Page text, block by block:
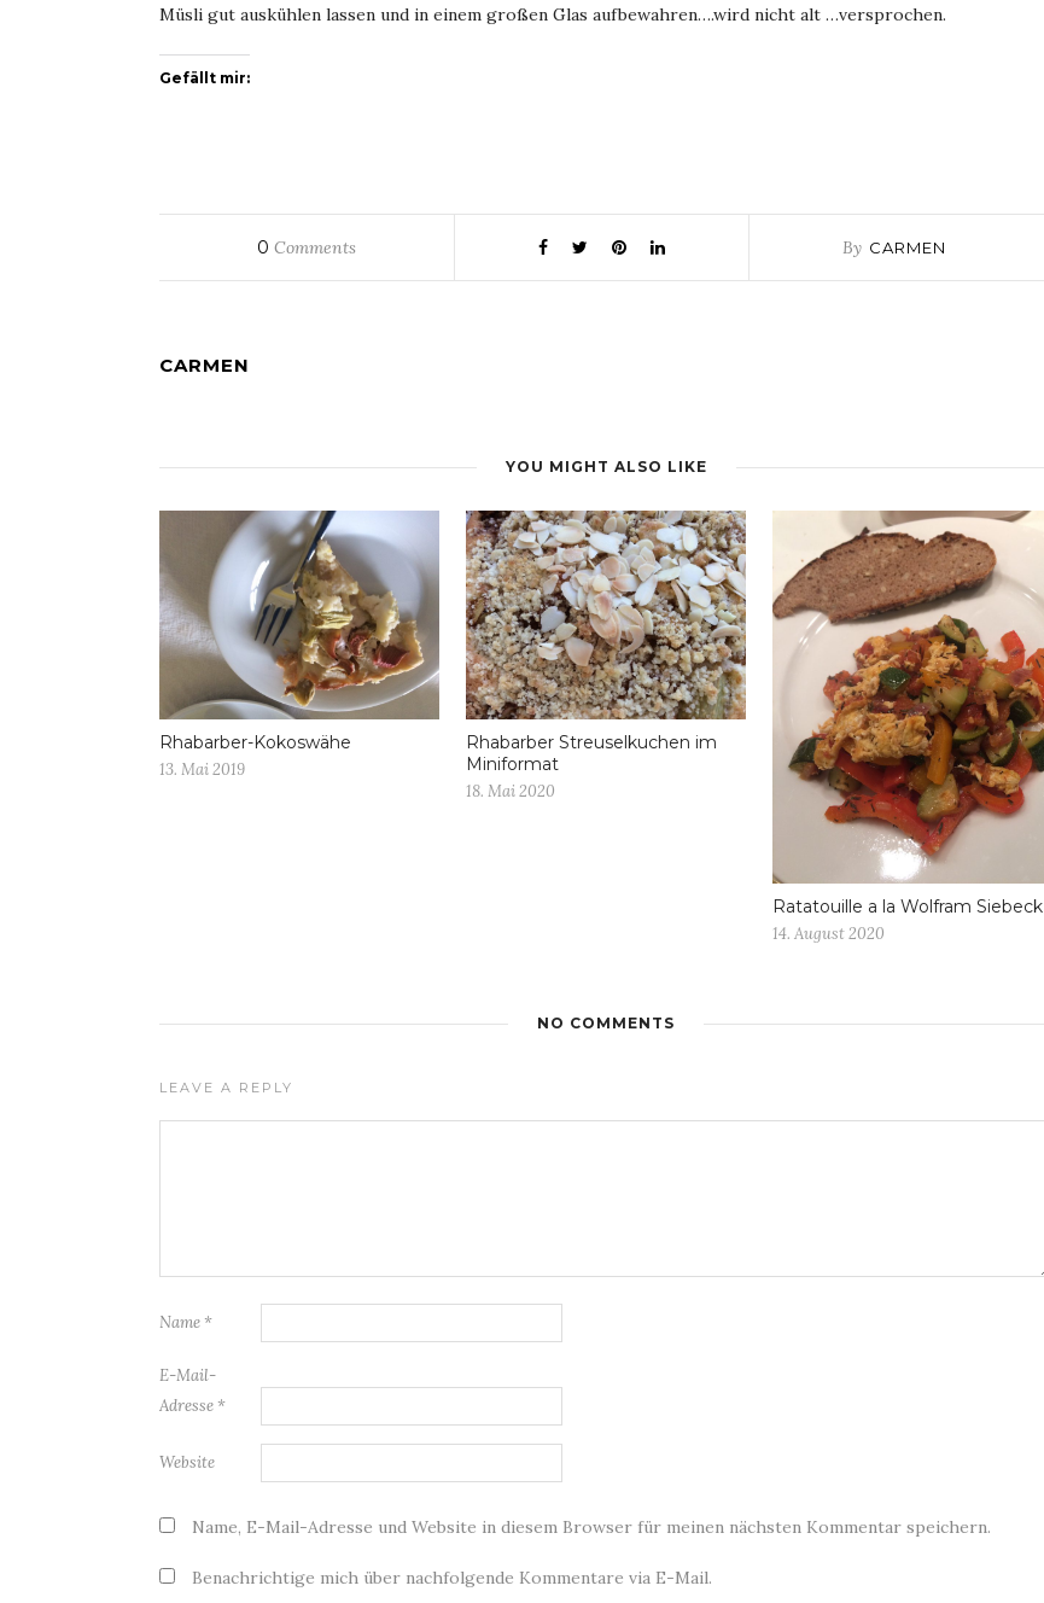
Müsli gut auskühlen lassen und in einem großen Glas aufbewahren….wird nicht alt …versprochen.
Gefällt mir:
0 Comments By CARMEN
CARMEN
YOU MIGHT ALSO LIKE
Rhabarber-Kokoswähe
13. Mai 2019
Rhabarber Streuselkuchen im
Miniformat
18. Mai 2020
Ratatouille a la Wolfram Siebeck
14. August 2020
NO COMMENTS
LEAVE A REPLY
Name *
E-Mail-
Adresse *
Website
Name, E-Mail-Adresse und Website in diesem Browser für meinen nächsten Kommentar speichern.
Benachrichtige mich über nachfolgende Kommentare via E-Mail.